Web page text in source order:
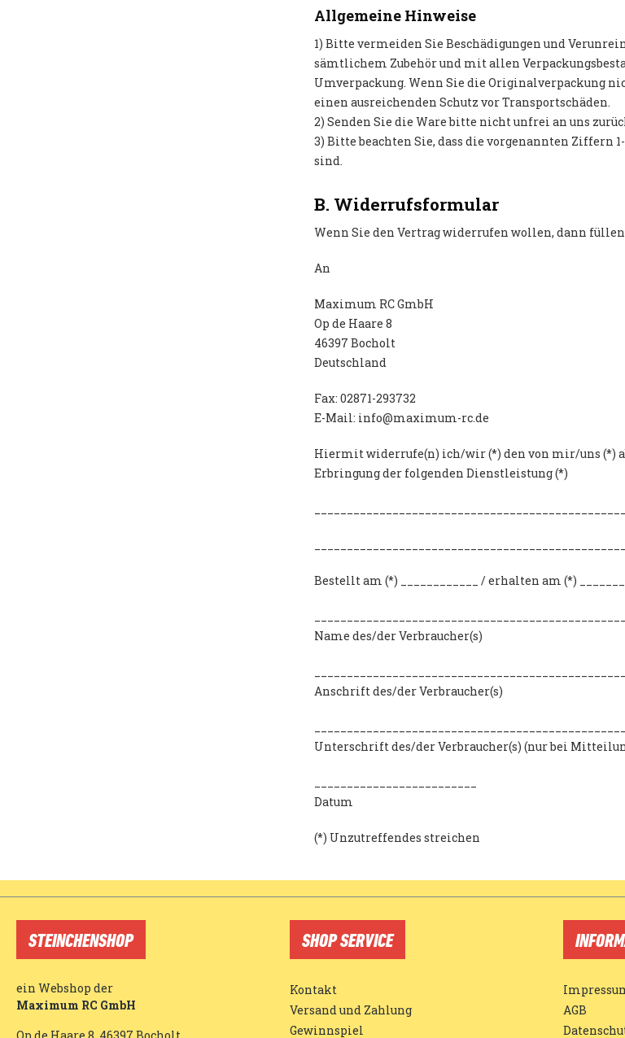
Allgemeine Hinweise
1) Bitte vermeiden Sie Beschädigungen und
sämtlichem Zubehör und mit allen
Umverpackung. Wenn Sie die Originalverpackung
einen ausreichenden Schutz vor Transportschäden.
2) Senden Sie die Ware bitte nicht unfrei an uns
3) Bitte beachten Sie, dass die vorgenannten Ziffern
sind.
B. Widerrufsformular
Wenn Sie den Vertrag widerrufen wollen, dann
An
Maximum RC GmbH
Op de Haare 8
46397 Bocholt
Deutschland
Fax: 02871-293732
E-Mail: info@maximum-rc.de
Hiermit widerrufe(n) ich/wir (*) den von mir/uns (*)
Erbringung der folgenden Dienstleistung (*)
Bestellt am (*) ____________ / erhalten am (*)
Name des/der Verbraucher(s)
Anschrift des/der Verbraucher(s)
Unterschrift des/der Verbraucher(s) (nur bei
Datum
(*) Unzutreffendes streichen
STEINCHENSHOP
ein Webshop der
Maximum RC GmbH
SHOP SERVICE
Kontakt
Versand und Zahlung
Gewinnspiel
AGB